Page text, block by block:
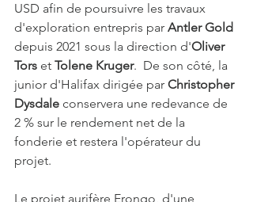
USD afin de poursuivre les travaux
d'exploration entrepris par Antler Gold
depuis 2021 sous la direction d'Oliver
Tors et Tolene Kruger.  De son côté, la
junior d'Halifax dirigée par Christopher
Dysdale conservera une redevance de
2 % sur le rendement net de la
fonderie et restera l'opérateur du
projet.
Le projet aurifère Erongo, d'une